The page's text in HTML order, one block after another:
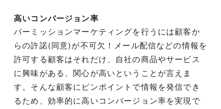
高いコンバージョン率
パーミッションマーケティングを行うには顧客か
らの許諾(同意)が不可欠！メール配信などの情報を
許可する顧客はそれだけ、自社の商品やサービス
に興味がある、関心が高いということが言えま
す。そんな顧客にピンポイントで情報を発信でき
るため、効率的に高いコンバージョン率を実現で